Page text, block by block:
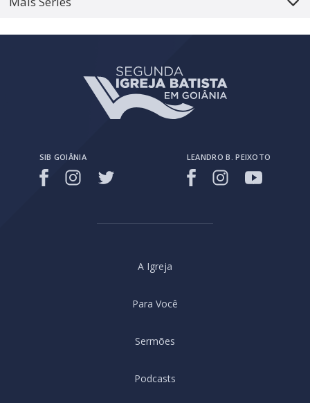
SIB GOIÂNIA LEANDRO B. PEIXOTO
A Igreja
Para Você
Sermões
Podcasts